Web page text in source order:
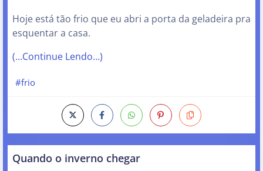
Hoje está tão frio que eu abri a porta da geladeira pra
esquentar a casa.
(…Continue Lendo…)
#frio
Quando o inverno chegar